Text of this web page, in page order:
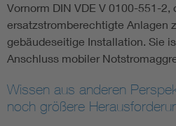
Vornorm DIN VDE V 0100-551-
ersatzstromberechtigte Anlagen
gebäudeseitige Installation. Sie
Anschluss mobiler
Wissen aus anderen
noch größere